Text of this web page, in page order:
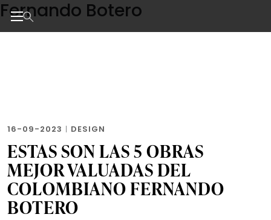
Skip
to
the
Fernando Botero
16-09-2023 | DESIGN
ESTAS SON LAS 5 OBRAS
MEJOR VALUADAS DEL
COLOMBIANO FERNANDO
BOTERO